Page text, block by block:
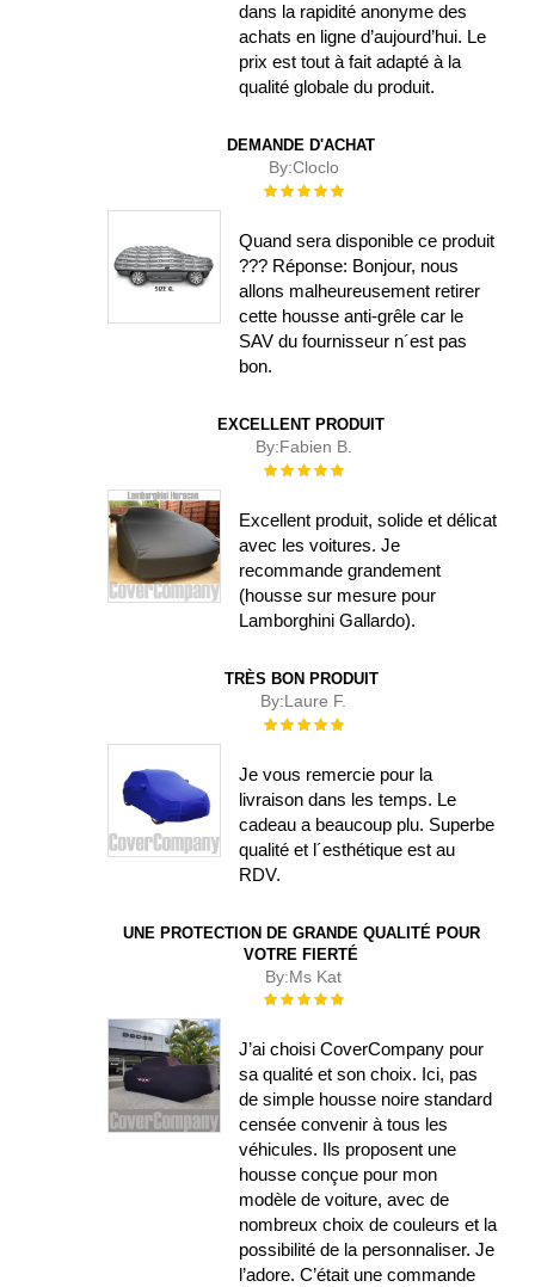
dans la rapidité anonyme des
achats en ligne d’aujourd’hui. Le
prix est tout à fait adapté à la
qualité globale du produit.
DEMANDE D'ACHAT
By:Cloclo
Évaluation :
Quand sera disponible ce produit
??? Réponse: Bonjour, nous
allons malheureusement retirer
cette housse anti-grêle car le
SAV du fournisseur n´est pas
bon.
EXCELLENT PRODUIT
By:Fabien B.
Évaluation :
Excellent produit, solide et délicat
avec les voitures. Je
recommande grandement
(housse sur mesure pour
Lamborghini Gallardo).
TRÈS BON PRODUIT
By:Laure F.
Évaluation :
Je vous remercie pour la
livraison dans les temps. Le
cadeau a beaucoup plu. Superbe
qualité et l´esthétique est au
RDV.
UNE PROTECTION DE GRANDE QUALITÉ POUR
VOTRE FIERTÉ
By:Ms Kat
Évaluation :
J’ai choisi CoverCompany pour
sa qualité et son choix. Ici, pas
de simple housse noire standard
censée convenir à tous les
véhicules. Ils proposent une
housse conçue pour mon
modèle de voiture, avec de
nombreux choix de couleurs et la
possibilité de la personnaliser. Je
l’adore. C’était une commande